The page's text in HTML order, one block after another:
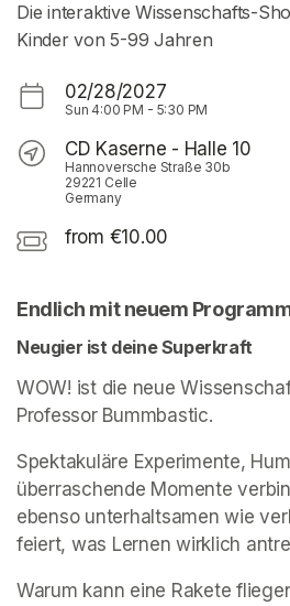
Die interaktive Wissenschafts-
Kinder von 5-99 Jahren
02/28/2027
Sun 4:00 PM - 5:30 PM
CD Kaserne - Halle 10
Hannoversche Straße 30b
29221 Celle
Germany
from €10.00
Endlich mit neuem
Neugier ist deine Superkraft
WOW! ist die neue
Professor Bummbastic.
Spektakuläre Experimente,
überraschende Momente
ebenso unterhaltsamen wie
feiert, was Lernen wirklich
Warum kann eine Rakete